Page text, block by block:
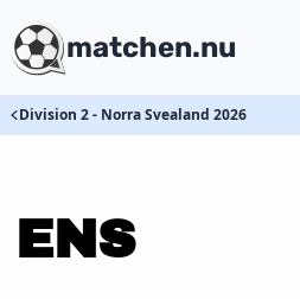
matchen.nu
Division 2 - Norra Svealand 2026
ENS